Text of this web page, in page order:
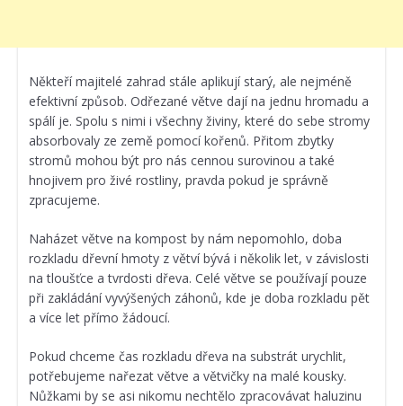
Někteří majitelé zahrad stále aplikují starý, ale nejméně
efektivní způsob. Odřezané větve dají na jednu hromadu a
spálí je. Spolu s nimi i všechny živiny, které do sebe stromy
absorbovaly ze země pomocí kořenů. Přitom zbytky
stromů mohou být pro nás cennou surovinou a také
hnojivem pro živé rostliny, pravda pokud je správně
zpracujeme.
Naházet větve na kompost by nám nepomohlo, doba
rozkladu dřevní hmoty z větví bývá i několik let, v závislosti
na tloušťce a tvrdosti dřeva. Celé větve se používají pouze
při zakládání vyvýšených záhonů, kde je doba rozkladu pět
a více let přímo žádoucí.
Pokud chceme čas rozkladu dřeva na substrát urychlit,
potřebujeme nařezat větve a větvičky na malé kousky.
Nůžkami by se asi nikomu nechtělo zpracovávat haluzinu